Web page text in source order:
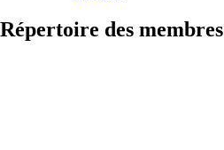
Répertoire des membres